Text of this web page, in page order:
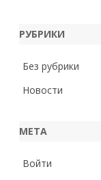
РУБРИКИ
Без рубрики
Новости
МЕТА
Войти